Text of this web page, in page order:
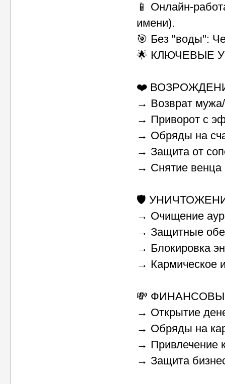
📱 Онлайн-
имени).
🎯 Без "воды":
🌟 КЛЮЧЕВЫЕ
❤️
→ Возврат
→ Приворот с
→ Обряды на
→ Защита от
→ Снятие венца
🛡️
→ Очищение
→ Защитные
→ Блокировка
→ Кармическое
💸
→ Открытие
→ Обряды на
→ Привлечение
→ Защита